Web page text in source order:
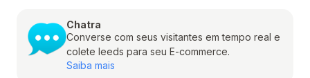
Chatra
Converse com seus visitantes em tempo real e
colete leeds para seu E-commerce.
Saiba mais